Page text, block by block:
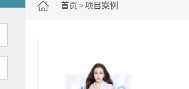
首页 > 项目案例